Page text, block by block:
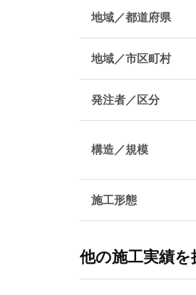
地域／都道府県
地域／市区町村
発注者／区分
構造／規模
施工形態
他の施工実績を